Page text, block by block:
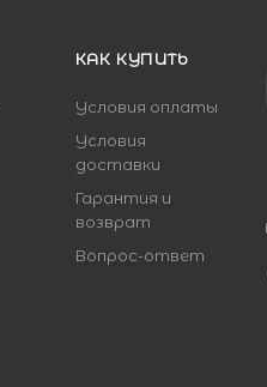
КАК КУПИТЬ
Условия оплаты
Условия
доставки
Гарантия и
возврат
Вопрос-ответ